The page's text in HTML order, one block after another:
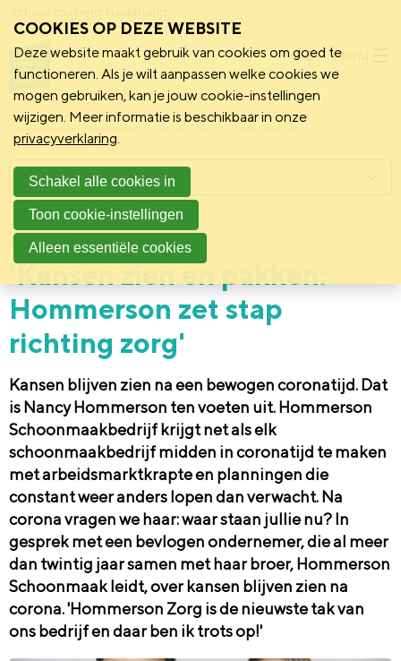
Menu
Schoonmakend Nederland
Vereniging 16 maart 2022
'Kansen zien en pakken:
Hommerson zet stap
richting zorg'
Kansen blijven zien na een bewogen coronatijd. Dat
is Nancy Hommerson ten voeten uit. Hommerson
Schoonmaakbedrijf krijgt net als elk
schoonmaakbedrijf midden in coronatijd te maken
met arbeidsmarktkrapte en planningen die
constant weer anders lopen dan verwacht. Na
corona vragen we haar: waar staan jullie nu? In
gesprek met een bevlogen ondernemer, die al meer
dan twintig jaar samen met haar broer, Hommerson
Schoonmaak leidt, over kansen blijven zien na
corona. 'Hommerson Zorg is de nieuwste tak van
ons bedrijf en daar ben ik trots op!'
Menu
COOKIES OP DEZE WEBSITE
Deze website maakt gebruik van cookies om goed te
functioneren. Als je wilt aanpassen welke cookies we
mogen gebruiken, kan je jouw cookie-instellingen
wijzigen. Meer informatie is beschikbaar in onze
privacyverklaring.
Schakel alle cookies in
Toon cookie-instellingen
Alleen essentiële cookies